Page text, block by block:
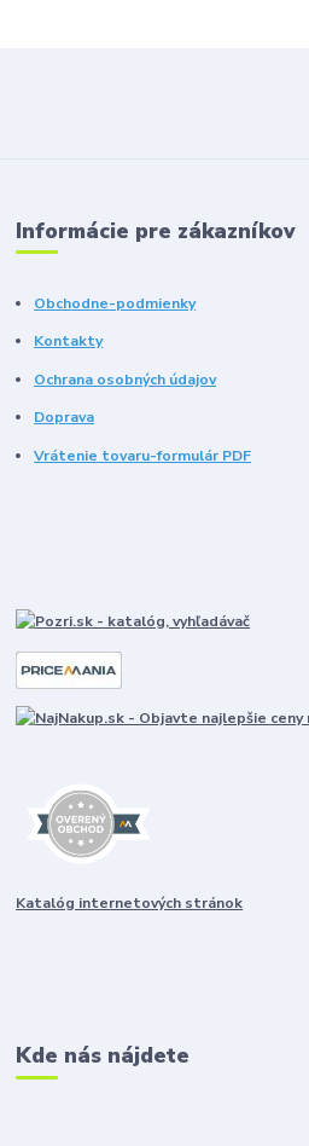
Informácie pre zákazníkov
Obchodne-podmienky
Kontakty
Ochrana osobných údajov
Doprava
Vrátenie tovaru-formulár PDF
Katalóg internetových stránok
Kde nás nájdete